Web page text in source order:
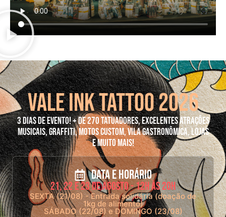
Vale Ink Tattoo 2026
3 dias de evento! + de 270 tatuadores, excelentes atrações
musicais, graffiti, motos custom, vila gastronômica, lojas
e muito mais!
Data e horário
21, 22 e 23 de Agosto - 12h às 20h
SEXTA (21/08) - Entrada solidária (doação de
1kg de alimento)
SÁBADO (22/08) e DOMINGO (23/08)